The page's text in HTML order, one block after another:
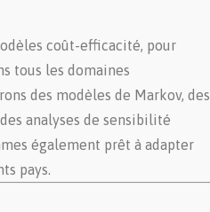
coût-efficacité, pour
tous les domaines
des modèles de Markov, des
analyses de sensibilité
également prêt à adapter
pays.